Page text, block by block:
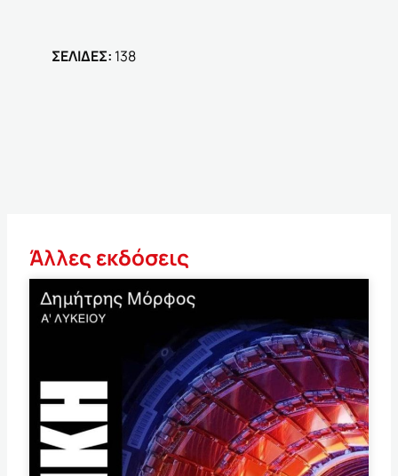
ΣΕΛΙΔΕΣ: 138
Άλλες εκδόσεις